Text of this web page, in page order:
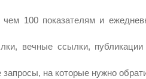
100 показателям и
вечные ссылки, публикации
на которые нужно